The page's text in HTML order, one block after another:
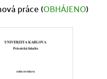
práce (OBHÁJENO)